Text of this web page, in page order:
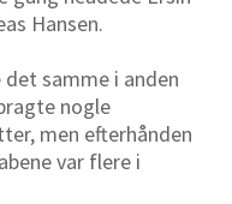
Hansen.
samme i anden
nogle
men efterhånden
var flere i